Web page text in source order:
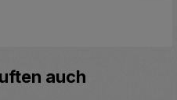
auch